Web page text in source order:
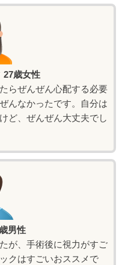
27歳女性
らぜんぜん心配する必要
んなかったです。自分は
ど、ぜんぜん大丈夫でし
男性
が、手術後に視力がすご
クはすごいおススメで